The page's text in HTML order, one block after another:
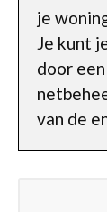
je
Je kunt
door
van de